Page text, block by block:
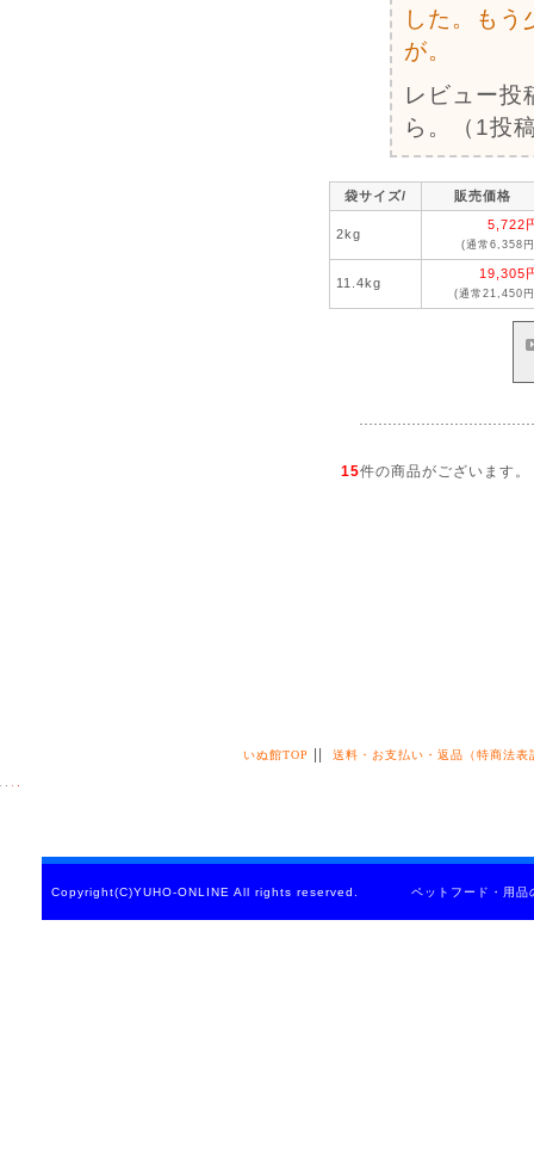
した。もう
が。
レビュー投
ら。（1投
袋サイズ/ 販売価格
2kg
5,722
(通常6,358
11.4kg
19,305
(通常21,450
15件の商品がございます。
いぬ館TOP 送料・お支払い・返品（特商法表
Copyright(C)YUHO-ONLINE All rights reserved. ペットフード・用品